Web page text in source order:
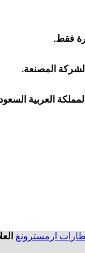
فقط.
المصنعة.
العربية
اطارات ارمسترونغ